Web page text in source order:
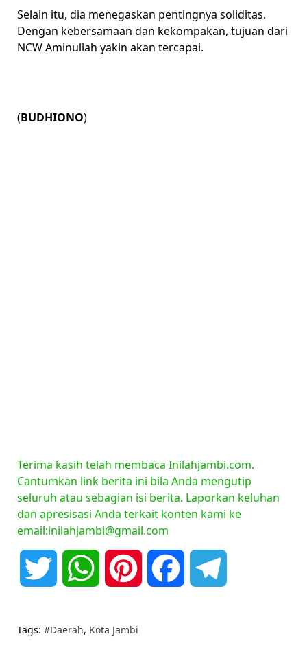
Selain itu, dia menegaskan pentingnya soliditas.
Dengan kebersamaan dan kekompakan, tujuan dari
NCW Aminullah yakin akan tercapai.
(BUDHIONO)
Terima kasih telah membaca Inilahjambi.com.
Cantumkan link berita ini bila Anda mengutip
seluruh atau sebagian isi berita. Laporkan keluhan
dan apresisasi Anda terkait konten kami ke
email:inilahjambi@gmail.com
Twitter WhatsAppPinterest Facebook
Tags: #Daerah, Kota Jambi